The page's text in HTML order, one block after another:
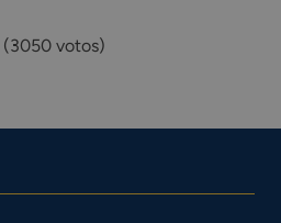
(3050 votos)